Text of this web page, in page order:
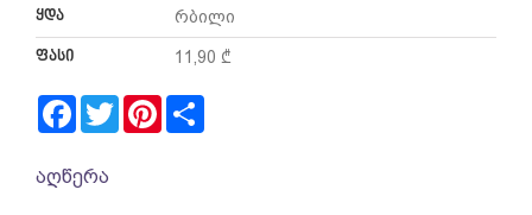
ყდა რბილი
ფასი 11,90 ₾
Facebook
TwitterPinterest
აღწერა